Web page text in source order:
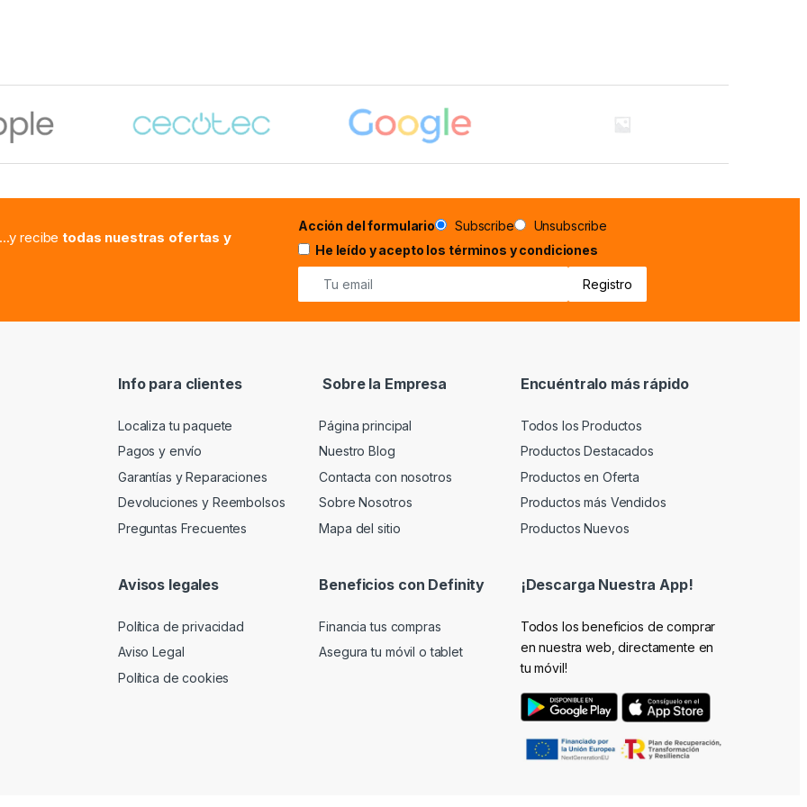
...y recibetodas nuestras ofertas y
Acción del formulario Subscribe
Unsubscribe
He leído y acepto los términos y condiciones
Info para clientes
Localiza tu paquete
Pagos y envío
Garantías y Reparaciones
Devoluciones y Reembolsos
Preguntas Frecuentes
Sobre la Empresa
Página principal
Nuestro Blog
Contacta con nosotros
Sobre Nosotros
Mapa del sitio
Encuéntralo más rápido
Todos los Productos
Productos Destacados
Productos en Oferta
Productos más Vendidos
Productos Nuevos
Avisos legales
Política de privacidad
Aviso Legal
Política de cookies
Beneficios con Definity
Financia tus compras
Asegura tu móvil o tablet
¡Descarga Nuestra App!
Todos los beneficios de comprar
en nuestra web, directamente en
tu móvil!